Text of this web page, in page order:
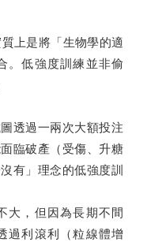
上是將「生物學的適
。低強度訓練並非偷
透過一兩次大額投注
臨破產（受傷、升糖
有」理念的低強度訓
大，但因為長期不間
過利滾利（粒線體增